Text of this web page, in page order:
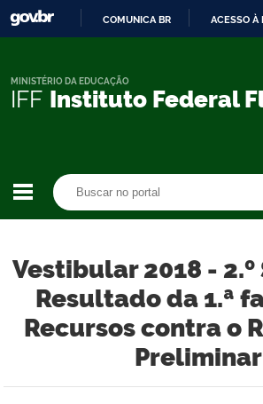
CONTEÚDO
COMUNICA BR ACESSO À
IFF Instituto Federal
MINISTÉRIO DA EDUCAÇÃO
Vestibular 2018 -
Resultado da 1.ª
Recursos contra o
Preliminar